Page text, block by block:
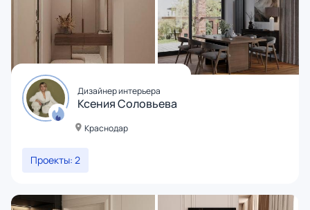
Дизайнер интерьера
Ксения Соловьева
Краснодар
Проекты: 2